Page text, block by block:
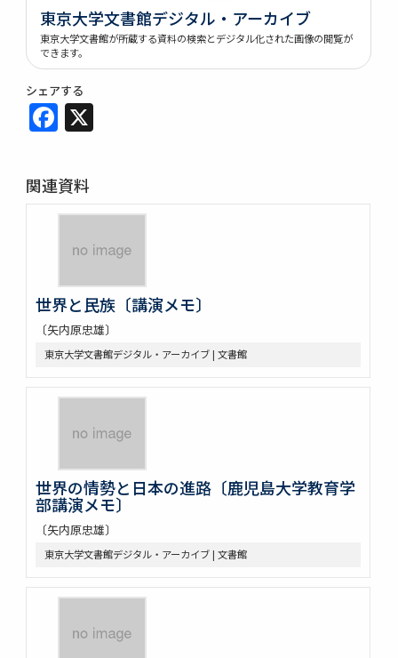
東京大学文書館デジタル・アーカイブ
東京大学文書館が所蔵する資料の検索とデジタル化された画像の閲覧が
できます。
シェアする
Facebook
関連資料
世界と民族〔講演メモ〕
〔矢内原忠雄〕
東京大学文書館デジタル・アーカイブ | 文書館
世界の情勢と日本の進路〔鹿児島大学教育学
部講演メモ〕
〔矢内原忠雄〕
東京大学文書館デジタル・アーカイブ | 文書館